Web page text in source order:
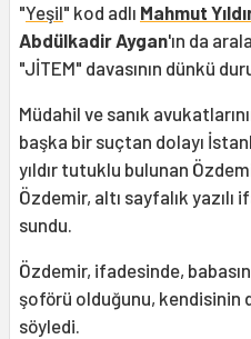
"Yeşil" kod adlı Mahmut
Abdülkadir Aygan'ın da
"JİTEM" davasının dünkü
Müdahil ve sanık
başka bir suçtan dolayı
yıldır tutuklu bulunan
Özdemir, altı sayfalık
sundu.
Özdemir, ifadesinde,
şoförü olduğunu, kendisinin
söyledi.